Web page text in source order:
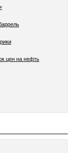
цен на нефть